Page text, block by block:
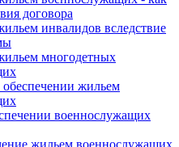
договора
инвалидов вследствие
многодетных
жильем
военнослужащих
жильем военнослужащих